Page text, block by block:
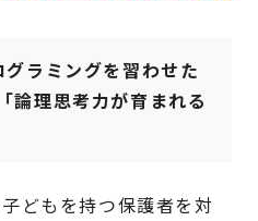
ラミングを習わせた
理思考力が育まれる
どもを持つ保護者を対